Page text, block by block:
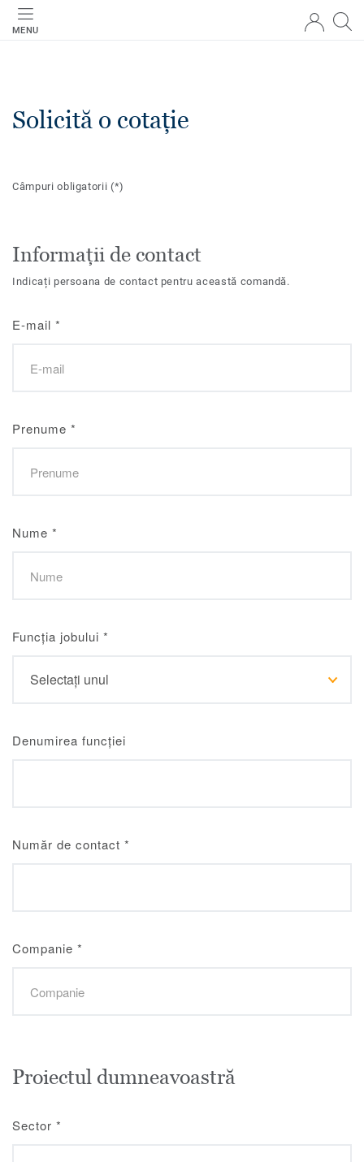
MENU
Solicită o cotație
Câmpuri obligatorii(*)
Informații de contact
Indicați persoana de contact pentru această comandă.
E-mail *
Prenume *
Nume *
Funcția jobului *
Denumirea funcției
Număr de contact *
Companie *
Proiectul dumneavoastră
Sector *